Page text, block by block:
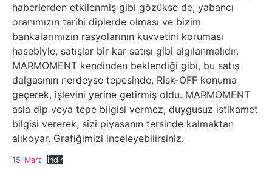
haberlerden etkilenmiş gibi gözükse de, yabancı
oranımızın tarihi diplerde olması ve bizim
bankalarımızın rasyolarının kuvvetini koruması
hasebiyle, satışlar bir kar satışı gibi algılanmalıdır.
MARMOMENT kendinden beklendiği gibi, bu satış
dalgasının nerdeyse tepesinde, Risk-OFF konuma
geçerek, işlevini yerine getirmiş oldu. MARMOMENT
asla dip veya tepe bilgisi vermez, duygusuz istikamet
bilgisi vererek, sizi piyasanın tersinde kalmaktan
alıkoyar. Grafiğimizi inceleyebilirsiniz.
15-Mart İndir